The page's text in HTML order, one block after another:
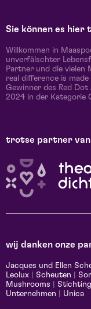
Sie können es hier
Willkommen in
unverfälschter
Partner und die vielen
real difference is
Gewinner des Red
2024 in der Kategorie
trotse partner van
wij danken onze
Jacques und Ellen
Leolux
Scheuten
Mushrooms
Unternehmen
Unica